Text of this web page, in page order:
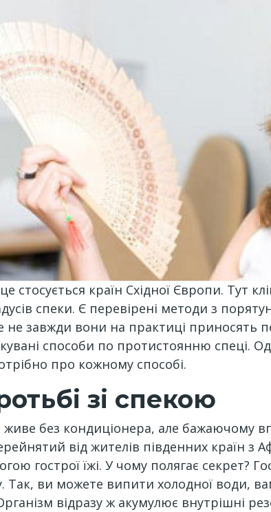
стосується країн Східної Європи. Тут
спеки. Є перевірені методи з
завжди вони на практиці приносять
способи по протистоянню спеці.
про кожному способі.
зі спекою
без кондиціонера, але бажаючому
від жителів південних країн з
гострої їжі. У чому полягає секрет?
ви можете випити холодної води,
відразу ж акумулює внутрішні